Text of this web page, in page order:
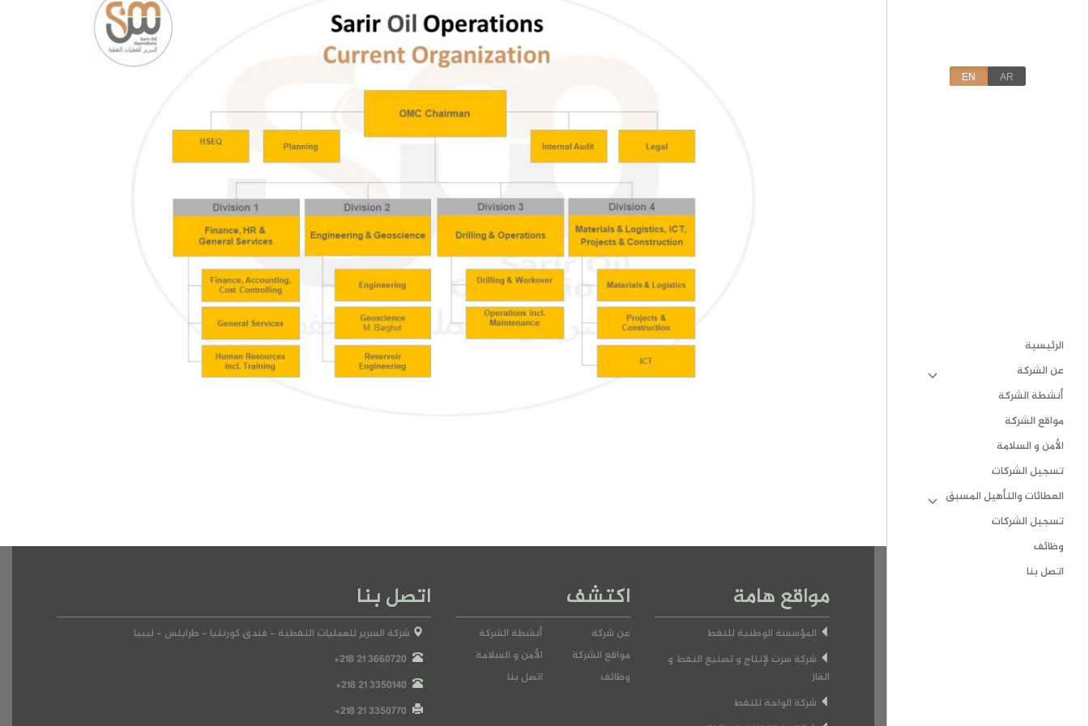
EN AR
الرئيسية
عن الشركة
أنشطة الشركة
مواقع الشركة
الأمن و السلامة
تسجيل الشركات
العطائات والتأهيل المسبق
تسجيل الشركات
وظائف
اتصل بنا
اتصل بنا
شركة السرير للعمليات النفطية - فندق كورنتيا - طرابلس - ليبيا
+218 21 3660720
+218 21 3350140
+218 21 3350770
اكتشف
عن شركة
أنشطة الشركة
مواقع الشركة
الأمن و السلامة
وظائف
اتصل بنا
مواقع هامة
المؤسسة الوطنية للنفط
شركة سرت لإنتاج و تصنيع النفط و
الغاز
شركة الواحة للنفط